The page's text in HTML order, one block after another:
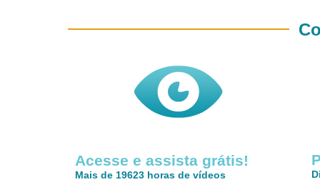
Acesse e assista grátis!
Mais de 19623 horas de vídeos